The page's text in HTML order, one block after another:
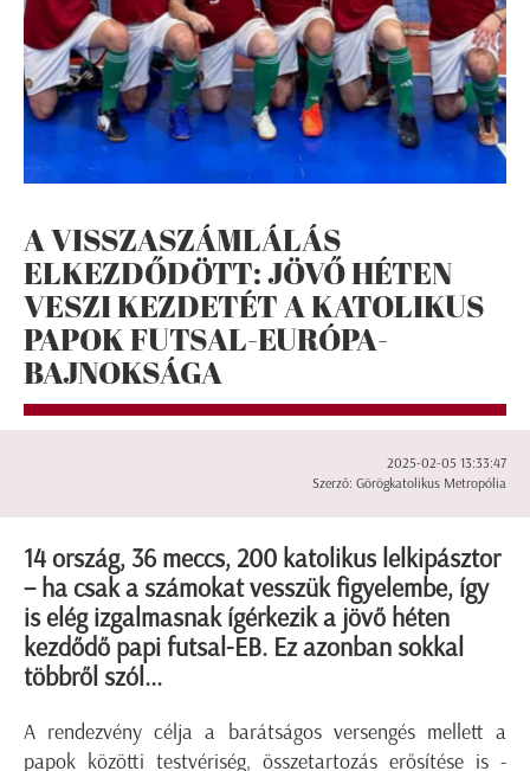
A VISSZASZÁMLÁLÁS
ELKEZDŐDÖTT: JÖVŐ HÉTEN
VESZI KEZDETÉT A KATOLIKUS
PAPOK FUTSAL-EURÓPA-
BAJNOKSÁGA
2025-02-05 13:33:47
Szerző: Görögkatolikus Metropólia
14 ország, 36 meccs, 200 katolikus lelkipásztor
– ha csak a számokat vesszük figyelembe, így
is elég izgalmasnak ígérkezik a jövő héten
kezdődő papi futsal-EB. Ez azonban sokkal
többről szól...
A rendezvény célja a barátságos versengés mellett a
papok közötti testvériség, összetartozás erősítése is -